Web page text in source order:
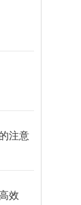
注意
效